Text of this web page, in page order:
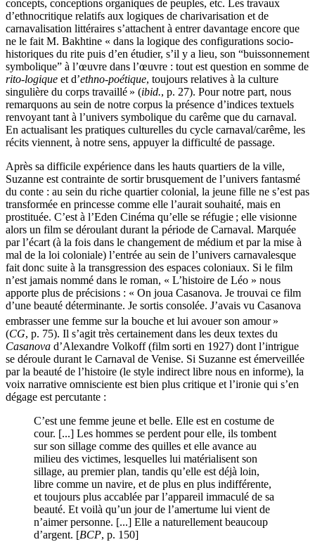
concepts, conceptions organiques de peuples, etc. Les travaux
d’ethnocritique relatifs aux logiques de charivarisation et de
carnavalisation littéraires s’attachent à entrer davantage encore que
ne le fait M. Bakhtine « dans la logique des configurations socio-
historiques du rite puis d’en étudier, s’il y a lieu, son “buissonnement
symbolique” à l’œuvre dans l’œuvre : tout est question en somme de
rito-logique et d’ethno-poétique, toujours relatives à la culture
singulière du corps travaillé » (ibid., p. 27). Pour notre part, nous
remarquons au sein de notre corpus la présence d’indices textuels
renvoyant tant à l’univers symbolique du carême que du carnaval.
En actualisant les pratiques culturelles du cycle carnaval/carême, les
récits viennent, à notre sens, appuyer la difficulté de passage.
Après sa difficile expérience dans les hauts quartiers de la ville,
Suzanne est contrainte de sortir brusquement de l’univers fantasmé
du conte : au sein du riche quartier colonial, la jeune fille ne s’est pas
transformée en princesse comme elle l’aurait souhaité, mais en
prostituée. C’est à l’Eden Cinéma qu’elle se réfugie ; elle visionne
alors un film se déroulant durant la période de Carnaval. Marquée
par l’écart (à la fois dans le changement de médium et par la mise à
mal de la loi coloniale) l’entrée au sein de l’univers carnavalesque
fait donc suite à la transgression des espaces coloniaux. Si le film
n’est jamais nommé dans le roman, « L’histoire de Léo » nous
apporte plus de précisions : « On joua Casanova. Je trouvai ce film
d’une beauté déterminante. Je sortis consolée. J’avais vu Casanova
embrasser une femme sur la bouche et lui avouer son amour »
(CG, p. 75). Il s’agit très certainement dans les deux textes du
Casanova d’Alexandre Volkoff (film sorti en 1927) dont l’intrigue
se déroule durant le Carnaval de Venise. Si Suzanne est émerveillée
par la beauté de l’histoire (le style indirect libre nous en informe), la
voix narrative omnisciente est bien plus critique et l’ironie qui s’en
dégage est percutante :
C’est une femme jeune et belle. Elle est en costume de
cour. [...] Les hommes se perdent pour elle, ils tombent
sur son sillage comme des quilles et elle avance au
milieu des victimes, lesquelles lui matérialisent son
sillage, au premier plan, tandis qu’elle est déjà loin,
libre comme un navire, et de plus en plus indifférente,
et toujours plus accablée par l’appareil immaculé de sa
beauté. Et voilà qu’un jour de l’amertume lui vient de
n’aimer personne. [...] Elle a naturellement beaucoup
d’argent. [BCP, p. 150]